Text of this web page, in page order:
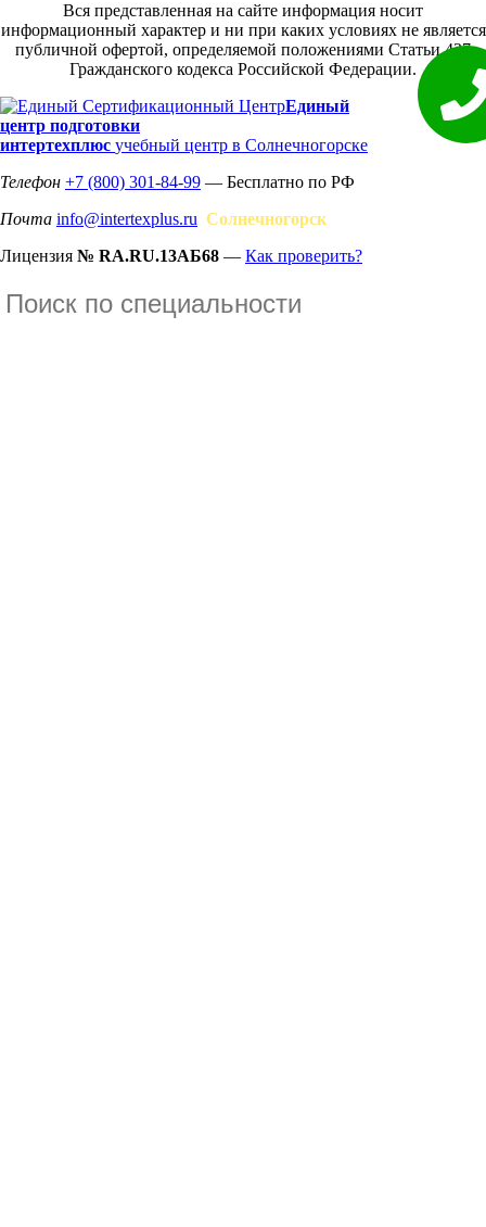
Вся представленная на сайте информация носит
информационный характер и ни при каких условиях не является
публичной офертой, определяемой положениями Статьи 437
Гражданского кодекса Российской Федерации.
Единый
центр подготовки
интертехплюс учебный центр в Солнечногорске
Телефон +7 (800) 301-84-99 — Бесплатно по РФ
Почта info@intertexplus.ru Солнечногорск
Лицензия № RA.RU.13АБ68 — Как проверить?